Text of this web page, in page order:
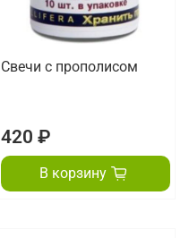
Свечи с прополисом
420 ₽
В корзину